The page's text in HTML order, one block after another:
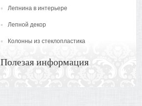
Лепнина в интерьере
Лепной декор
Колонны из стеклопластика
Полезая информация